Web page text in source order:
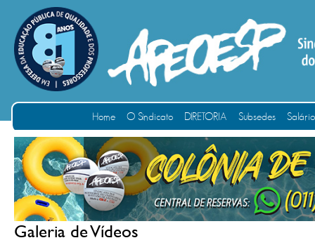
Home O Sindicato DIRETORIA Subsedes
Galeria de Vídeos